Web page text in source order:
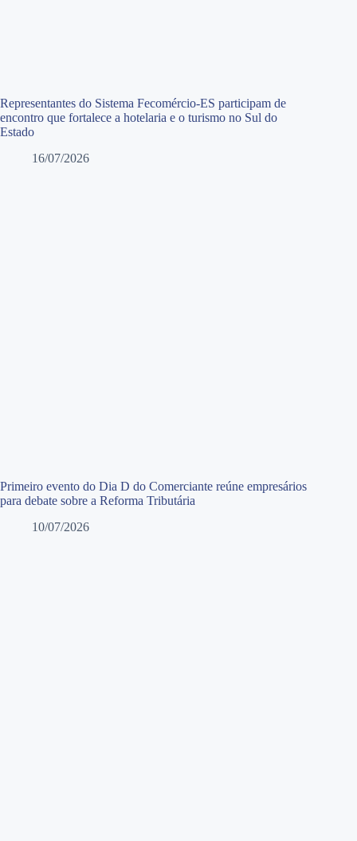
Representantes do Sistema Fecomércio-ES participam de
encontro que fortalece a hotelaria e o turismo no Sul do
Estado
16/07/2026
Primeiro evento do Dia D do Comerciante reúne empresários
para debate sobre a Reforma Tributária
10/07/2026